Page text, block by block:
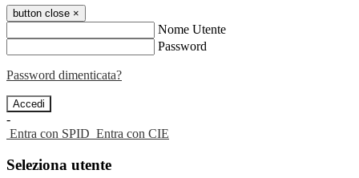
button close ×
Nome Utente
Password
Password dimenticata?
-
Entra con SPID Entra con CIE
Seleziona utente